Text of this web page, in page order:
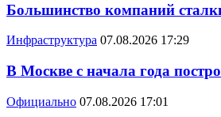
Большинство компаний
Инфраструктура 07.08.2026 17:29
В Москве с начала года
Официально 07.08.2026 17:01